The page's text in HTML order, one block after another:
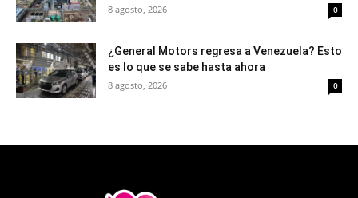
8 agosto, 2026 0
¿General Motors regresa a Venezuela? Esto
es lo que se sabe hasta ahora
8 agosto, 2026 0